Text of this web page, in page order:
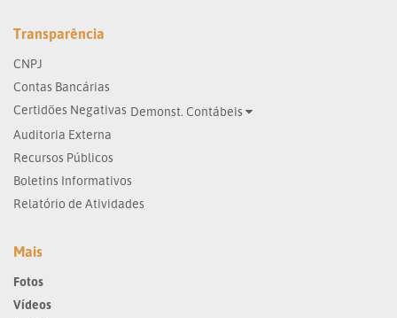
Transparência
CNPJ
Contas Bancárias
Certidões Negativas Demonst. Contábeis
Auditoria Externa
Recursos Públicos
Boletins Informativos
Relatório de Atividades
Mais
Fotos
Vídeos